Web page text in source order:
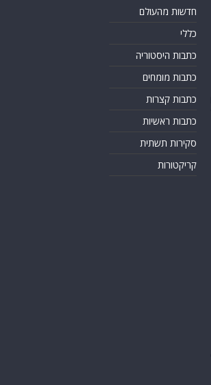
חדשות מהעולם
כללי
כתבות היסטוריה
כתבות מומחים
כתבות קצרות
כתבות ראשיות
סקירות תשתית
קריקטורות